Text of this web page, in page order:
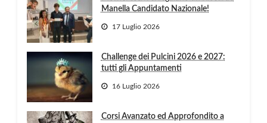
Manella Candidato Nazionale!
17 Luglio 2026
Challenge dei Pulcini 2026 e 2027:
tutti gli Appuntamenti
16 Luglio 2026
Corsi Avanzato ed Approfondito a